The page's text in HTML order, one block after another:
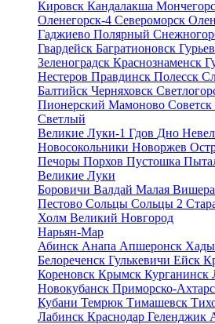
Кировск Кандалакша
Оленегорск-4 Североморск
Гаджиево Полярный
Гвардейск Багратионовск
Зеленоградск Краснознаменск
Нестеров Правдинск Полесск
Балтийск Черняховск
Пионерский Мамоново Советск
Светлый
Великие Луки-1 Гдов Дно
Новосокольники Новоржев
Печоры Порхов Пустошка
Великие Луки
Боровичи Валдай Малая Вишера
Пестово Сольцы Сольцы 2
Холм Великий Новгород
Нарьян-Мар
Абинск Анапа Апшеронск
Белореченск Гулькевичи Ейск
Кореновск Крымск Курганинск
Новокубанск Приморско-
Кубани Темрюк Тимашевск
Лабинск Краснодар Геленджик